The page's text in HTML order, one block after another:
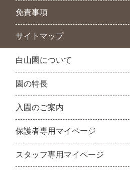
免責事項
サイトマップ
白山園について
園の特長
入園のご案内
保護者専用マイページ
スタッフ専用マイページ